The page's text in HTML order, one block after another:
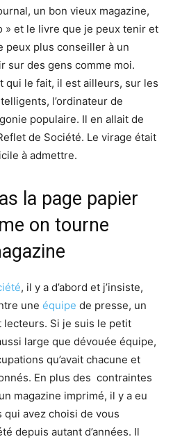
un bon vieux magazine,
» et le livre que je peux tenir et
peux plus conseiller à un
sur des gens comme moi.
qui le fait, il est ailleurs, sur les
l’ordinateur de
populaire. Il en allait de
de Société. Le virage était
à admettre.
la page papier
on tourne
, il y a d’abord et j’insiste,
une équipe de presse, un
Si je suis le petit
large que dévouée équipe,
qu’avait chacune et
En plus des contraintes
magazine imprimé, il y a eu
qui avez choisi de vous
depuis autant d’années. Il